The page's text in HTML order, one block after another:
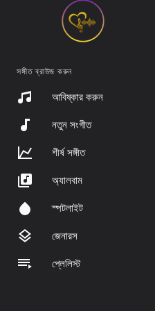
সঙ্গীত ব্রাউজ করুন
আবিষ্কার করুন
নতুন সংগীত
শীর্ষ সঙ্গীত
অ্যালবাম
স্পটলাইট
জেনারস
প্লেলিস্ট